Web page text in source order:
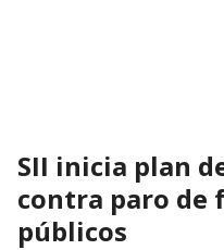
SII inicia plan
contra paro de
públicos